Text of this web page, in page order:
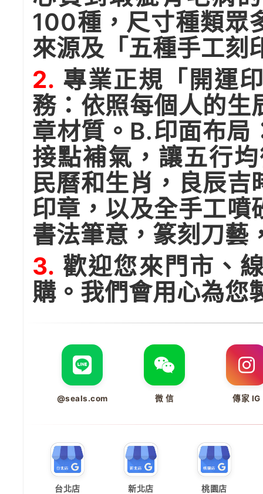
100種，尺寸種類眾
來源及「五種手工刻
2. 專業正規「開運
務：依照每個人的生
章材質。B.印面布局
接點補氣，讓五行
民曆和生肖，良辰吉
印章，以及全手工噴
書法筆意，篆刻刀藝
3. 歡迎您來門市、
購。我們會用心為您
@seals.com 微 信 傳家 IG
台北店 新北店 桃園店